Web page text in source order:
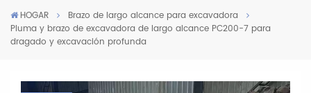
HOGAR
Brazo de largo alcance para excavadora
Pluma y brazo de excavadora de largo alcance PC200-7 para
dragado y excavación profunda